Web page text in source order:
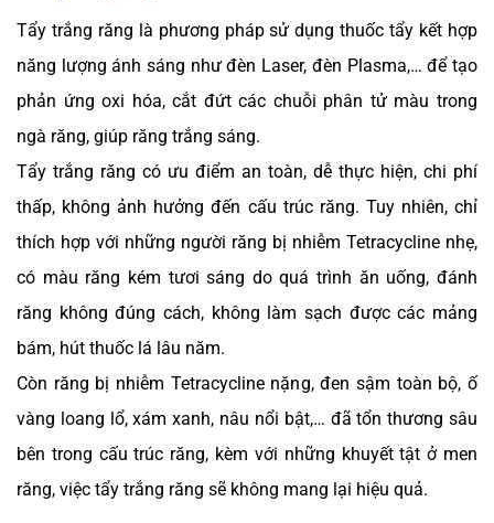
Tẩy trắng răng là phương pháp sử dụng thuốc tẩy kết hợp
năng lượng ánh sáng như đèn Laser, đèn Plasma,… để tạo
phản ứng oxi hóa, cắt đứt các chuỗi phân tử màu trong
ngà răng, giúp răng trắng sáng.
Tẩy trắng răng có ưu điểm an toàn, dễ thực hiện, chi phí
thấp, không ảnh hưởng đến cấu trúc răng. Tuy nhiên, chỉ
thích hợp với những người răng bị nhiễm Tetracycline nhẹ,
có màu răng kém tươi sáng do quá trình ăn uống, đánh
răng không đúng cách, không làm sạch được các mảng
bám, hút thuốc lá lâu năm.
Còn răng bị nhiễm Tetracycline nặng, đen sậm toàn bộ, ố
vàng loang lổ, xám xanh, nâu nổi bật,… đã tổn thương sâu
bên trong cấu trúc răng, kèm với những khuyết tật ở men
răng, việc tẩy trắng răng sẽ không mang lại hiệu quả.